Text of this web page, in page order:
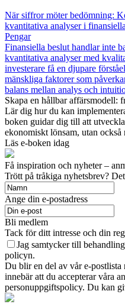
När siffror möter bedömning:
kvantitativa analyser i
Pengar
Finansiella beslut handlar inte
kvantitativa analyser med
investerare få en djupare
mänskliga faktorer som
balans mellan analys och
Skapa en hållbar affärsmodell:
Lär dig hur du kan
boken guidar dig till att
ekonomiskt lönsam, utan
Läs e-boken idag
Få inspiration och nyheter –
Trött på tråkiga nyhetsbrev?
Ange din e-postadress
Bli medlem
Tack för ditt intresse och din
Jag samtycker till
policyn.
Du blir en del av vår e-postlista
innebär att du accepterar våra
personuppgiftspolicy. Du kan